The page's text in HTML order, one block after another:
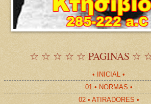
☆ ☆ ☆ ☆ ☆ PAGINAS ☆
• INICIAL •
01 • NORMAS •
02 • ATIRADORES •